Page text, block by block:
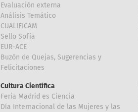
Evaluación externa
Análisis Temático
CUALIFICAM
Sello Sofía
EUR-ACE
Buzón de Quejas, Sugerencias y
Felicitaciones
Cultura Científica
Feria Madrid es Ciencia
Día Internacional de las Mujeres y las